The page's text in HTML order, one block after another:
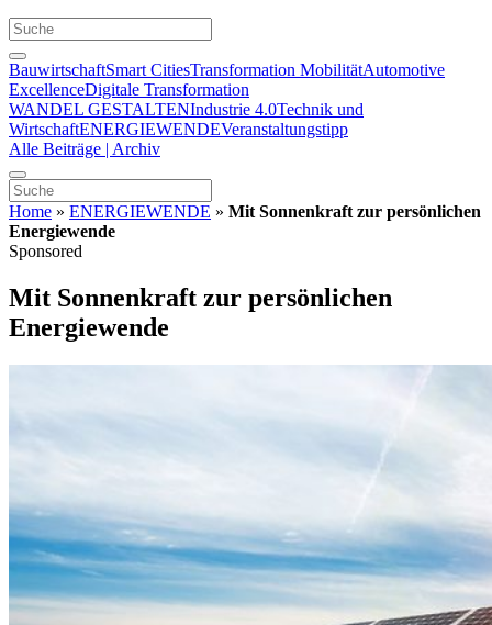
BauwirtschaftSmart CitiesTransformation MobilitätAutomotive
ExcellenceDigitale Transformation
WANDEL GESTALTENIndustrie 4.0Technik und
WirtschaftENERGIEWENDEVeranstaltungstipp
Alle Beiträge | Archiv
Home » ENERGIEWENDE » Mit Sonnenkraft zur persönlichen
Energiewende
Sponsored
Mit Sonnenkraft zur persönlichen
Energiewende